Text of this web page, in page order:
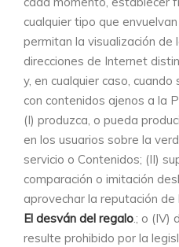
cualquier tipo que
permitan la visualización
direcciones de Internet
y, en cualquier caso,
con contenidos ajenos a la
(I) produzca, o pueda
en los usuarios sobre la
servicio o Contenidos; (II)
comparación o imitación
aprovechar la reputación
El desván del regalo.; o (IV)
resulte prohibido por la